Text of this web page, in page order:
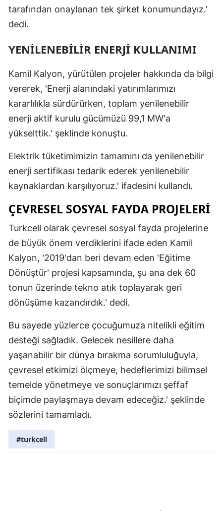
tarafından onaylanan tek şirket konumundayız.'
dedi.
YENILENEBILIR ENERJI KULLANIMI
Kamil Kalyon, yürütülen projeler hakkında da bilgi
vererek, 'Enerji alanındaki yatırımlarımızı
kararlılıkla sürdürürken, toplam yenilenebilir
enerji aktif kurulu gücümüzü 99,1 MW'a
yükselttik.' şeklinde konuştu.
Elektrik tüketimimizin tamamını da yenilenebilir
enerji sertifikası tedarik ederek yenilenebilir
kaynaklardan karşılıyoruz.' ifadesini kullandı.
ÇEVRESEL SOSYAL FAYDA PROJELERI
Turkcell olarak çevresel sosyal fayda projelerine
de büyük önem verdiklerini ifade eden Kamil
Kalyon, '2019'dan beri devam eden 'Eğitime
Dönüştür' projesi kapsamında, şu ana dek 60
tonun üzerinde tekno atık toplayarak geri
dönüşüme kazandırdık.' dedi.
Bu sayede yüzlerce çocuğumuza nitelikli eğitim
desteği sağladık. Gelecek nesillere daha
yaşanabilir bir dünya bırakma sorumluluğuyla,
çevresel etkimizi ölçmeye, hedeflerimizi bilimsel
temelde yönetmeye ve sonuçlarımızı şeffaf
biçimde paylaşmaya devam edeceğiz.' şeklinde
sözlerini tamamladı.
#turkcell